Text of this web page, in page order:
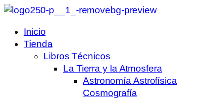
Inicio
Tienda
Libros Técnicos
La Tierra y la Atmosfera
Astronomía Astrofísica
Cosmografía